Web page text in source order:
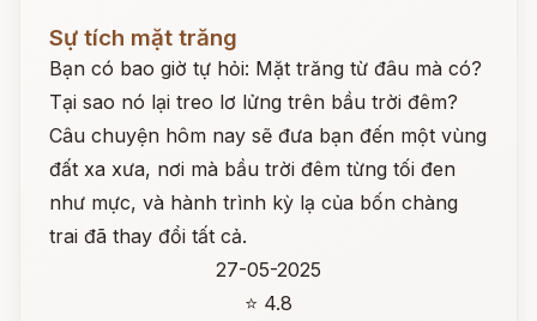
Sự tích mặt trăng
Bạn có bao giờ tự hỏi: Mặt trăng từ đâu mà có?
Tại sao nó lại treo lơ lửng trên bầu trời đêm?
Câu chuyện hôm nay sẽ đưa bạn đến một vùng
đất xa xưa, nơi mà bầu trời đêm từng tối đen
như mực, và hành trình kỳ lạ của bốn chàng
trai đã thay đổi tất cả.
27-05-2025
⭐ 4.8